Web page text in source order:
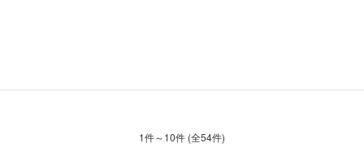
1件～10件 (全54件)